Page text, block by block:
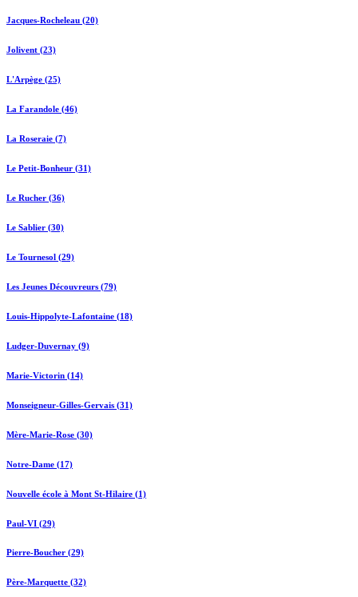
Jacques-Rocheleau (20)
Jolivent (23)
L'Arpège (25)
La Farandole (46)
La Roseraie (7)
Le Petit-Bonheur (31)
Le Rucher (36)
Le Sablier (30)
Le Tournesol (29)
Les Jeunes Découvreurs (79)
Louis-Hippolyte-Lafontaine (18)
Ludger-Duvernay (9)
Marie-Victorin (14)
Monseigneur-Gilles-Gervais (31)
Mère-Marie-Rose (30)
Notre-Dame (17)
Nouvelle école à Mont St-Hilaire (1)
Paul-VI (29)
Pierre-Boucher (29)
Père-Marquette (32)